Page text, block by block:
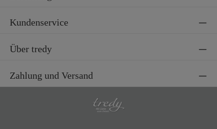
Kundenservice
Über tredy
Zahlung und Versand